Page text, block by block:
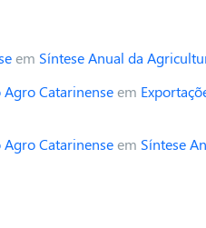
em Síntese Anual da
Catarinenseem
Catarinenseem Síntese